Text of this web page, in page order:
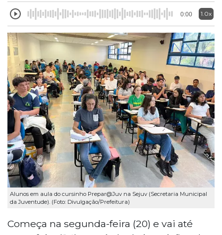
0:00 1.0x
Alunos em aula do cursinho Prepar@Juv na Sejuv (Secretaria Municipal
da Juventude). (Foto: Divulgação/Prefeitura)
Começa na segunda-feira (20) e vai até